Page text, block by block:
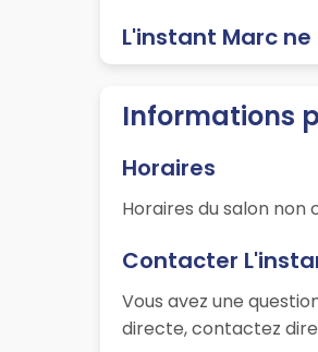
L'instant Marc
Informations
Horaires
Horaires du salon non
Contacter
Vous avez une
directe, contactez